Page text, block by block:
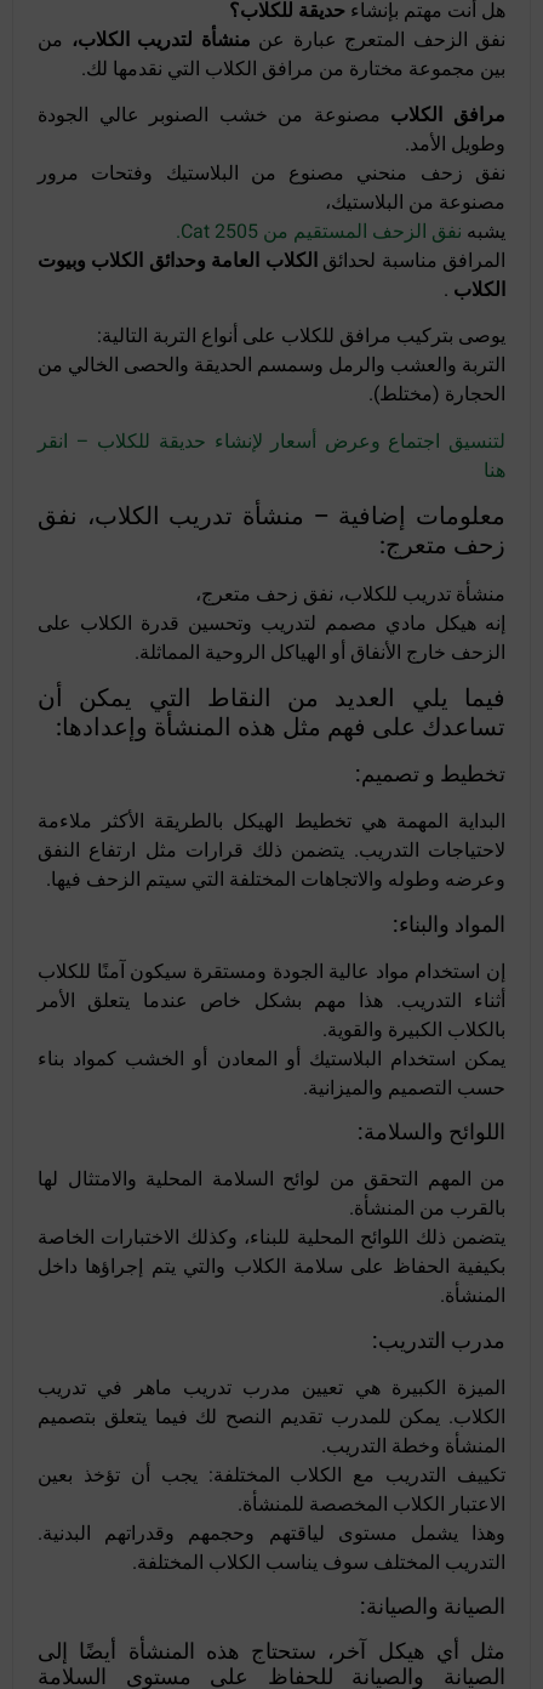
هل أنت مهتم بإنشاء حديقة للكلاب؟
نفق الزحف المتعرج عبارة عن منشأة لتدريب الكلاب، من
بين مجموعة مختارة من مرافق الكلاب التي نقدمها لك.
مرافق الكلاب مصنوعة من خشب الصنوبر عالي الجودة
وطويل الأمد.
نفق زحف منحني مصنوع من البلاستيك وفتحات مرور
مصنوعة من البلاستيك،
يشبه نفق الزحف المستقيم من Cat 2505.
المرافق مناسبة لحدائقالكلاب العامة وحدائق الكلاب وبيوت
الكلاب .
يوصى بتركيب مرافق للكلاب على أنواع التربة التالية:
التربة والعشب والرمل وسمسم الحديقة والحصى الخالي من
الحجارة (مختلط).
لتنسيق اجتماع وعرض أسعار لإنشاء حديقة للكلاب – انقر
هنا
معلومات إضافية – منشأة تدريب الكلاب، نفق
زحف متعرج:
منشأة تدريب للكلاب، نفق زحف متعرج،
إنه هيكل مادي مصمم لتدريب وتحسين قدرة الكلاب على
الزحف خارج الأنفاق أو الهياكل الروحية المماثلة.
فيما يلي العديد من النقاط التي يمكن أن
تساعدك على فهم مثل هذه المنشأة وإعدادها:
تخطيط و تصميم:
البداية المهمة هي تخطيط الهيكل بالطريقة الأكثر ملاءمة
لاحتياجات التدريب. يتضمن ذلك قرارات مثل ارتفاع النفق
وعرضه وطوله والاتجاهات المختلفة التي سيتم الزحف فيها.
المواد والبناء:
إن استخدام مواد عالية الجودة ومستقرة سيكون آمنًا للكلاب
أثناء التدريب. هذا مهم بشكل خاص عندما يتعلق الأمر
بالكلاب الكبيرة والقوية.
يمكن استخدام البلاستيك أو المعادن أو الخشب كمواد بناء
حسب التصميم والميزانية.
اللوائح والسلامة:
من المهم التحقق من لوائح السلامة المحلية والامتثال لها
بالقرب من المنشأة.
يتضمن ذلك اللوائح المحلية للبناء، وكذلك الاختبارات الخاصة
بكيفية الحفاظ على سلامة الكلاب والتي يتم إجراؤها داخل
المنشأة.
مدرب التدريب:
الميزة الكبيرة هي تعيين مدرب تدريب ماهر في تدريب
الكلاب. يمكن للمدرب تقديم النصح لك فيما يتعلق بتصميم
المنشأة وخطة التدريب.
تكييف التدريب مع الكلاب المختلفة: يجب أن تؤخذ بعين
الاعتبار الكلاب المخصصة للمنشأة.
وهذا يشمل مستوى لياقتهم وحجمهم وقدراتهم البدنية.
التدريب المختلف سوف يناسب الكلاب المختلفة.
الصيانة والصيانة:
مثل أي هيكل آخر، ستحتاج هذه المنشأة أيضًا إلى
الصيانة والصيانة للحفاظ على مستوى السلامة